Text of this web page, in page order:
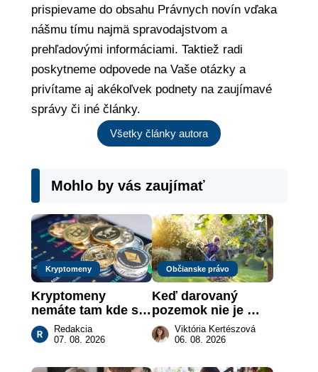
prispievame do obsahu Právnych novín vďaka
nášmu tímu najmä spravodajstvom a
prehľadovými informáciami. Taktiež radi
poskytneme odpovede na Vaše otázky a
privítame aj akékoľvek podnety na zaujímavé
správy či iné články.
Všetky články autora
Mohlo by vás zaujímať
Kryptomeny
Kryptomeny
nemáte tam kde si
myslíte: Viete, kde
sa naozaj
Redakcia
07. 08. 2026
Občianske právo
Keď darovaný
pozemok nie je
„hotová vec“: kedy
môže darca žiadať
Viktória Kertészová
06. 08. 2026